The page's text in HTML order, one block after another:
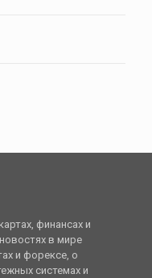
финансах и
в мире
и форексе, о
системах и